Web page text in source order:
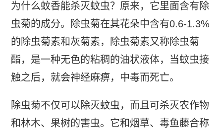
为什么蚊香能杀灭蚊虫？原来，它里面含有除
虫菊的成分。除虫菊在其花朵中含有0.6-1.3%
的除虫菊素和灰菊素，除虫菊素又称除虫菊
酯，是一种无色的粘稠的油状液体，当蚊虫接
触之后，就会神经麻痹，中毒而死亡。
除虫菊不仅可以除灭蚊虫，而且可杀灭农作物
和林木、果树的害虫。它和烟草、毒鱼藤合称